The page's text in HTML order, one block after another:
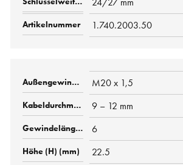
1.740.2003.50
M20 x 1,5
9 – 12 mm
6
22.5